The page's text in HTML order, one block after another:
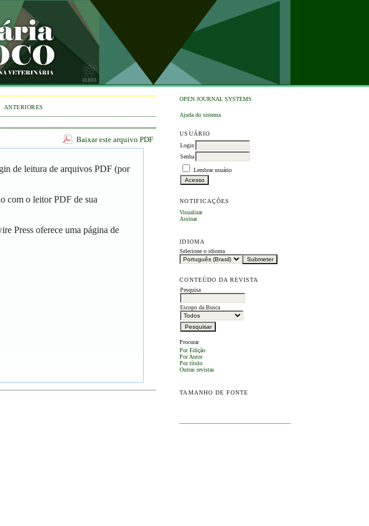
OPEN JOURNAL SYSTEMS
Ajuda do sistema
USUÁRIO
Login
Senha
Lembrar usuário
NOTIFICAÇÕES
Visualizar
Assinar
IDIOMA
Selecione o idioma
CONTEÚDO DA REVISTA
Pesquisa
Escopo da Busca
Procurar
Por Edição
Por Autor
Por título
Outras revistas
TAMANHO DE FONTE
ANTERIORES
Baixar este arquivo PDF
de leitura de arquivos PDF (por
com o leitor PDF de sua
Press oferece uma página de